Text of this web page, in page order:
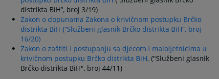
distrikta BiH”, broj 3/19)
Zakon o dopunama Zakona o krivičnom postupku Brčko
distrikta BiH (“Službeni glasnik Brčko distrikta BiH”, broj
16/20)
Zakon o zaštiti i postupanju sa djecom i maloljetnicima u
krivičnom postupku Brčko distrikta BiH. ("Službeni glasnik
Brčko distrikta BiH", broj 44/11)